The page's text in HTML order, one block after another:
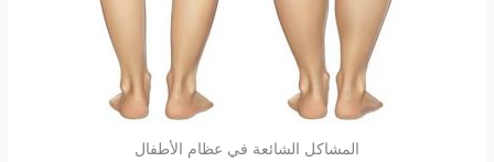
المشاكل الشائعة في عظام الأطفال